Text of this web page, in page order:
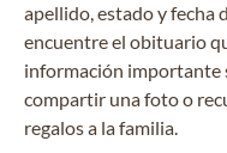
apellido, estado y fecha
encuentre el obituario
información importante
compartir una foto o
regalos a la familia.